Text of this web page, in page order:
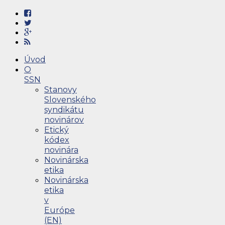
Úvod
O
SSN
Stanovy
Slovenského
syndikátu
novinárov
Etický
kódex
novinára
Novinárska
etika
Novinárska
etika
v
Európe
(EN)